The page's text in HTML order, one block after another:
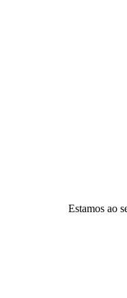
SABER MAIS...
Estamos ao